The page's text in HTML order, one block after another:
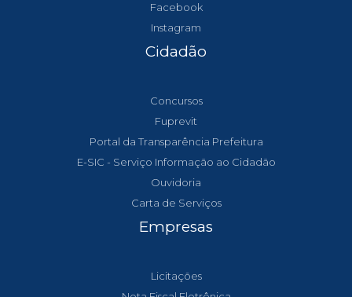
Facebook
Instagram
Cidadão
Concursos
Fuprevit
Portal da Transparência Prefeitura
E-SIC - Serviço Informação ao Cidadão
Ouvidoria
Carta de Serviços
Empresas
Licitações